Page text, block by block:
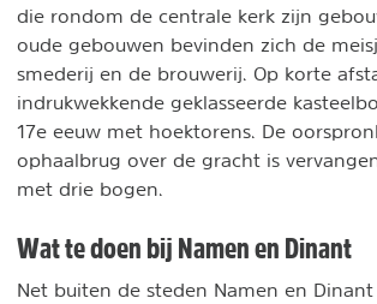
die rondom de centrale kerk zijn
oude gebouwen bevinden zich de
smederij en de brouwerij. Op korte
indrukwekkende geklasseerde
17e eeuw met hoektorens. De
ophaalbrug over de gracht is
met drie bogen.
Wat te doen bij Namen en Dinant
Net buiten de steden Namen en